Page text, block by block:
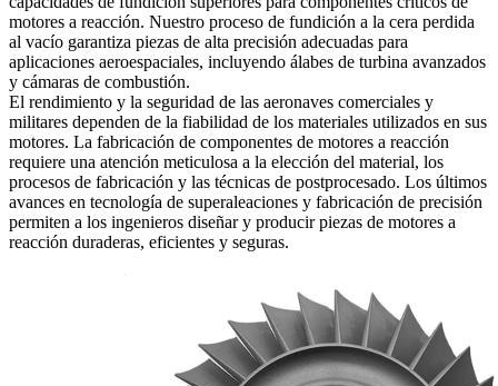
motores a reacción. Nuestro proceso de fundición a la cera perdida
al vacío garantiza piezas de alta precisión adecuadas para
aplicaciones aeroespaciales, incluyendo álabes de turbina avanzados
y cámaras de combustión.
El rendimiento y la seguridad de las aeronaves comerciales y
militares dependen de la fiabilidad de los materiales utilizados en sus
motores. La fabricación de componentes de motores a reacción
requiere una atención meticulosa a la elección del material, los
procesos de fabricación y las técnicas de postprocesado. Los últimos
avances en tecnología de superaleaciones y fabricación de precisión
permiten a los ingenieros diseñar y producir piezas de motores a
reacción duraderas, eficientes y seguras.